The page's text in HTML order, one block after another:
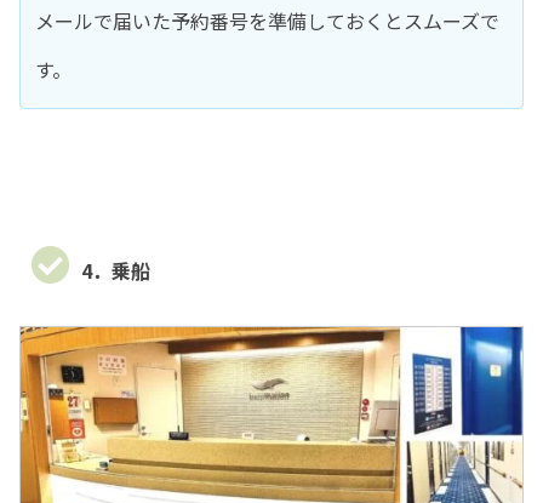
メールで届いた予約番号を準備しておくとスムーズで
す。
4．乗船